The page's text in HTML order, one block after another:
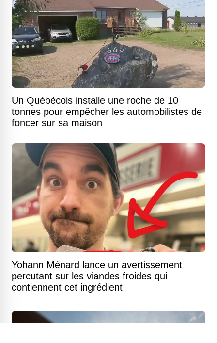
Un Québécois installe une roche de 10
tonnes pour empêcher les automobilistes de
foncer sur sa maison
Yohann Ménard lance un avertissement
percutant sur les viandes froides qui
contiennent cet ingrédient